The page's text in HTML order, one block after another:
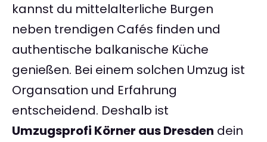
kannst du mittelalterliche Burgen
neben trendigen Cafés finden und
authentische balkanische Küche
genießen. Bei einem solchen Umzug ist
Organsation und Erfahrung
entscheidend. Deshalb ist
Umzugsprofi Körner aus Dresden dein